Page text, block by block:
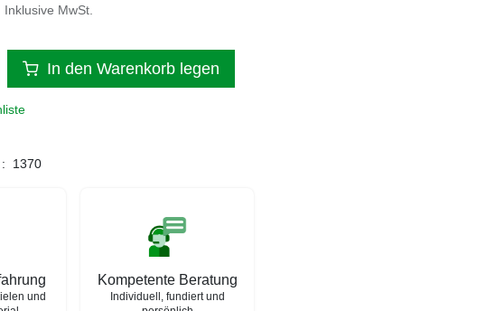
Inklusive MwSt.
In den Warenkorb legen
1370
und
Kompetente Beratung
Individuell, fundiert und